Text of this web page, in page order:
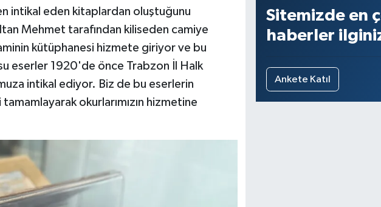
intikal eden kitaplardan oluştuğunu
Mehmet tarafından kiliseden camiye
kütüphanesi hizmete giriyor ve bu
eserler 1920'de önce Trabzon İl Halk
intikal ediyor. Biz de bu eserlerin
okurlarımızın hizmetine
Sitemizde en
haberler
Ankete Katıl